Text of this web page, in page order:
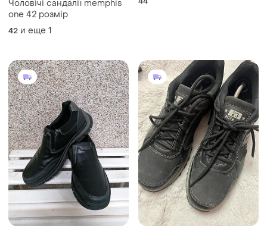
Чоловічі сандалії memphis
one 42 розмір
42 и еще 1